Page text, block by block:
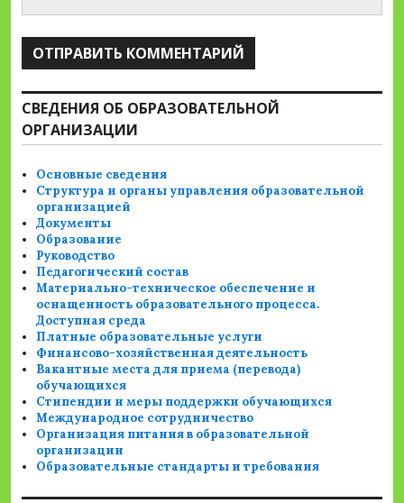
СВЕДЕНИЯ ОБ ОБРАЗОВАТЕЛЬНОЙ
ОРГАНИЗАЦИИ
Основные сведения
Структура и органы управления образовательной
организацией
Документы
Образование
Руководство
Педагогический состав
Материально-техническое обеспечение и
оснащенность образовательного процесса.
Доступная среда
Платные образовательные услуги
Финансово-хозяйственная деятельность
Вакантные места для приема (перевода)
обучающихся
Стипендии и меры поддержки обучающихся
Международное сотрудничество
Организация питания в образовательной
организации
Образовательные стандарты и требования